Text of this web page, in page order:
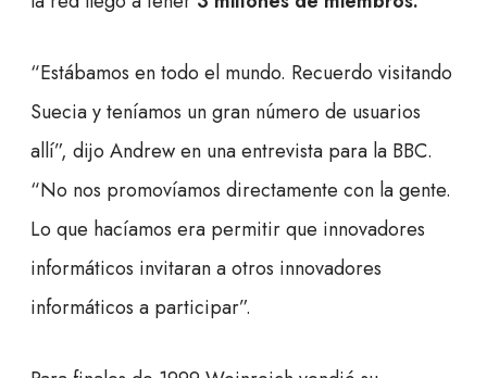
“Estábamos en todo el mundo. Recuerdo visitando
Suecia y teníamos un gran número de usuarios
allí”, dijo Andrew en una entrevista para la BBC.
“No nos promovíamos directamente con la gente.
Lo que hacíamos era permitir que innovadores
informáticos invitaran a otros innovadores
informáticos a participar”.